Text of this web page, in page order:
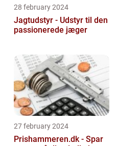
28 february 2024
Jagtudstyr - Udstyr til den
passionerede jæger
27 february 2024
Prishammeren.dk - Spar